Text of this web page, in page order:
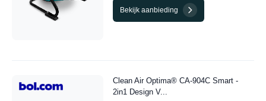
Bekijk aanbieding
Clean Air Optima® CA-904C Smart -
2in1 Design V...